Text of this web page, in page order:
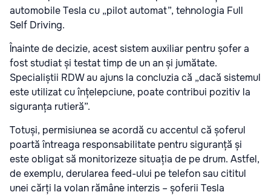
automobile Tesla cu „pilot automat”, tehnologia Full
Self Driving.
Înainte de decizie, acest sistem auxiliar pentru șofer a
fost studiat și testat timp de un an și jumătate.
Specialiștii RDW au ajuns la concluzia că „dacă sistemul
este utilizat cu înțelepciune, poate contribui pozitiv la
siguranța rutieră”.
Totuși, permisiunea se acordă cu accentul că șoferul
poartă întreaga responsabilitate pentru siguranță și
este obligat să monitorizeze situația de pe drum. Astfel,
de exemplu, derularea feed-ului pe telefon sau cititul
unei cărți la volan rămâne interzis – șoferii Tesla